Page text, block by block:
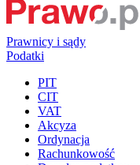
Prawnicy i sądy
Podatki
PIT
CIT
VAT
Akcyza
Ordynacja
Rachunkowość